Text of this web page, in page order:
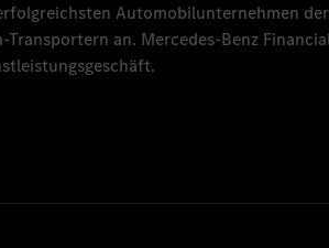
Automobilunternehmen
Transportern an. Mercedes-Benz